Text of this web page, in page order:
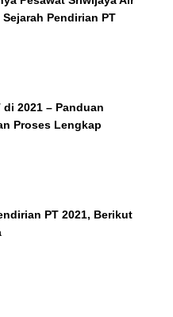
Pendirian PT
di 2021 – Panduan
Proses Lengkap
PT 2021, Berikut